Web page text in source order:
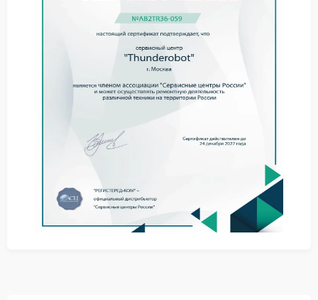
проверьте в настройках звука, выбран ли
встроенный микрофон в качестве устройства
обновите драйверы звуковой карты с
официального сайта Thunderobot;
убедитесь, что в параметрах конфиденциальности
ОС разрешен доступ к микрофону;
проведите антивирусную проверку системы для
Если самостоятельные действия не привели к
восстановлению работы микрофона, рекомендуем
обратиться в сервис Thunderobot. Специалисты
необходимый ремонт Thunderobot. Попытки
самостоятельного вмешательства в аппаратную
часть ноута могут усугубить ситуацию.